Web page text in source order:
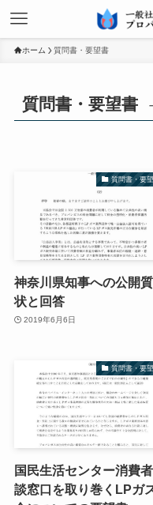
ホーム 質問書・要望書
質問書・要望書
質問書・要
神奈川県知事への公開
状と回答
2019年6月6日
質問書・要
国民生活センター消費
談窓口を取り巻くLPガ